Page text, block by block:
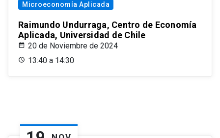
Microeconomía Aplicada
Raimundo Undurraga, Centro de Economía
Aplicada, Universidad de Chile
20 de Noviembre de 2024
13:40 a 14:30